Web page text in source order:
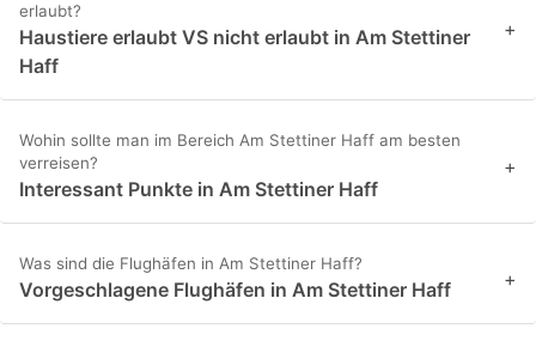
erlaubt?
Haustiere erlaubt VS nicht erlaubt in Am Stettiner
Haff
+
Wohin sollte man im Bereich Am Stettiner Haff am besten
verreisen?
Interessant Punkte in Am Stettiner Haff
+
Was sind die Flughäfen in Am Stettiner Haff?
Vorgeschlagene Flughäfen in Am Stettiner Haff +